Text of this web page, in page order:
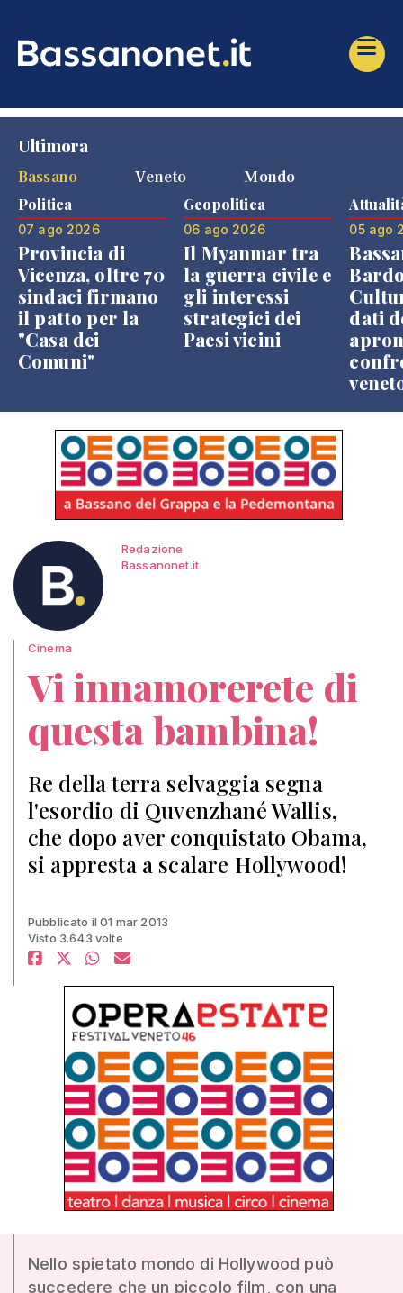
Ultimora
Bassano
Veneto Mondo
Politica
07 ago 2026
Provincia di
Vicenza, oltre 70
sindaci firmano
il patto per la
"Casa dei
Comuni"
Geopolitica
06 ago 2026
Il Myanmar tra
la guerra civile e
gli interessi
strategici dei
Paesi vicini
05 ago
dati
Redazione
Bassanonet.it
Cinema
Vi innamorerete di
questa bambina!
Re della terra selvaggia segna
l'esordio di Quvenzhané Wallis,
che dopo aver conquistato Obama,
si appresta a scalare Hollywood!
Pubblicato il 01 mar 2013
Visto 3.643 volte
Nello spietato mondo di Hollywood può
succedere che un piccolo film, con una